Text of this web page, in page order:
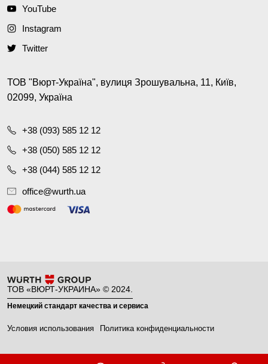
YouTube
Instagram
Twitter
ТОВ "Вюрт-Україна", вулиця Зрошувальна, 11, Київ,
02099, Україна
+38 (093) 585 12 12
+38 (050) 585 12 12
+38 (044) 585 12 12
office@wurth.ua
ТОВ «ВЮРТ-УКРАИНА» © 2024.
Немецкий стандарт качества и сервиса
Условия использования Политика конфиденциальности